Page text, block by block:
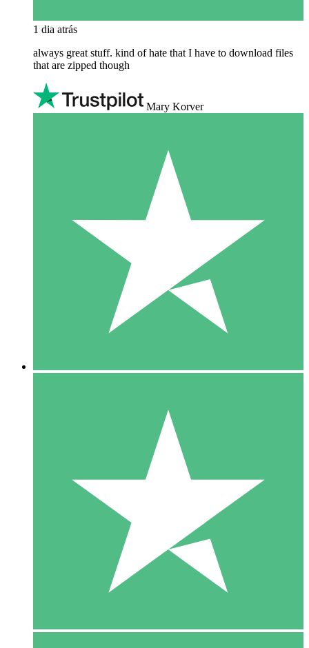
1 dia atrás
always great stuff. kind of hate that I have to download files
that are zipped though
Mary Korver